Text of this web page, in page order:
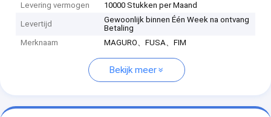
Levering vermogen
10000 Stukken per Maand
Levertijd
Gewoonlijk binnen Één Week na ontvang
Betaling
Merknaam
MAGURO、FUSA、FIM
Bekijk meer